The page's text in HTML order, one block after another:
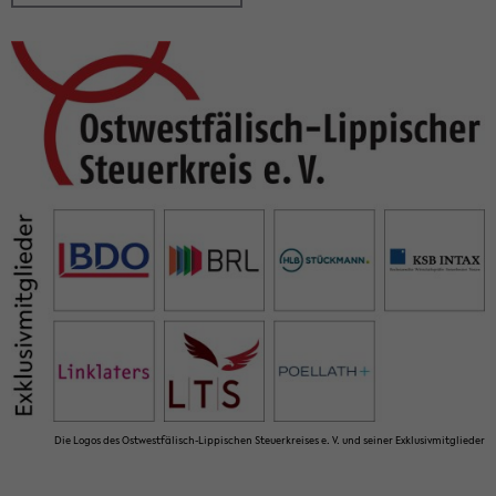
Die Logos des Ostwestfälisch-​Lippischen Steu­er­krei­ses e. V. und sei­ner Ex­klu­siv­mit­glie­der